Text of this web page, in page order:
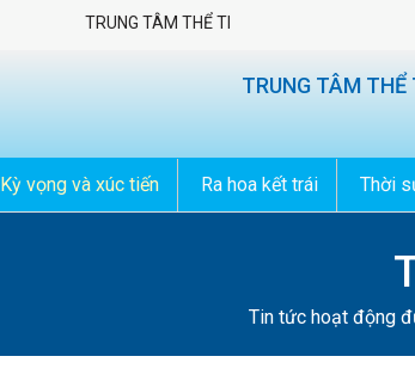
TRUNG TÂM THỂ THAO - HỖ TRỢ PHÒNG
TRUNG TÂM THỂ
Kỳ vọng và xúc tiến Ra hoa kết trái Thời
Tin tức hoạt động